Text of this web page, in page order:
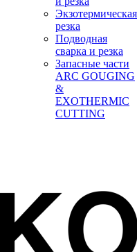
Экзотермическая
резка
Подводная
сварка и резка
Запасные части
ARC GOUGING
&
EXOTHERMIC
CUTTING